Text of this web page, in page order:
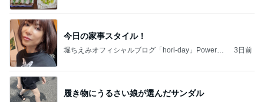
今日の家事スタイル！
堀ちえみオフィシャルブログ「hori-day」Powered
3日前
履き物にうるさい娘が選んだサンダル